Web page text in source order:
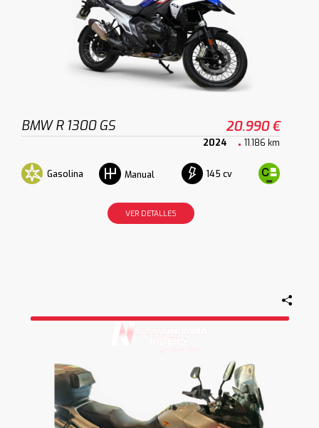
BMW R 1300 GS 20.990 €
2024 11.186 km
Gasolina Manual 145 cv
VER DETALLES